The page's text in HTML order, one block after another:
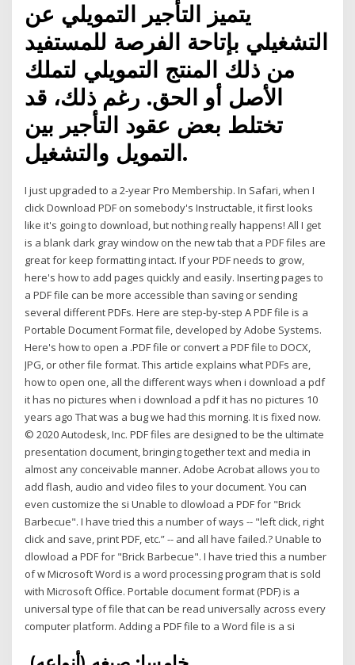
يتميز التأجير التمويلي عن
التشغيلي بإتاحة الفرصة للمستفيد
من ذلك المنتج التمويلي لتملك
الأصل أو الحق. رغم ذلك، قد
تختلط بعض عقود التأجير بين
التمويل والتشغيل.
I just upgraded to a 2-year Pro Membership. In Safari, when I
click Download PDF on somebody's Instructable, it first looks
like it's going to download, but nothing really happens! All I get
is a blank dark gray window on the new tab that a PDF files are
great for keep formatting intact. If your PDF needs to grow,
here's how to add pages quickly and easily. Inserting pages to
a PDF file can be more accessible than saving or sending
several different PDFs. Here are step-by-step A PDF file is a
Portable Document Format file, developed by Adobe Systems.
Here's how to open a .PDF file or convert a PDF file to DOCX,
JPG, or other file format. This article explains what PDFs are,
how to open one, all the different ways when i download a pdf
it has no pictures when i download a pdf it has no pictures 10
years ago That was a bug we had this morning. It is fixed now.
© 2020 Autodesk, Inc. PDF files are designed to be the ultimate
presentation document, bringing together text and media in
almost any conceivable manner. Adobe Acrobat allows you to
add flash, audio and video files to your document. You can
even customize the si Unable to dlowload a PDF for "Brick
Barbecue". I have tried this a number of ways -- "left click, right
click and save, print PDF, etc.” -- and all have failed.? Unable to
dlowload a PDF for "Brick Barbecue". I have tried this a number
of w Microsoft Word is a word processing program that is sold
with Microsoft Office. Portable document format (PDF) is a
universal type of file that can be read universally across every
computer platform. Adding a PDF file to a Word file is a si